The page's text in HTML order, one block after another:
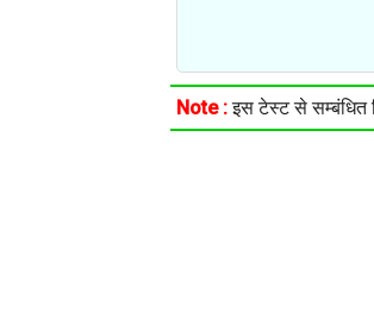
Note :इस टेस्ट से सम्बंधित